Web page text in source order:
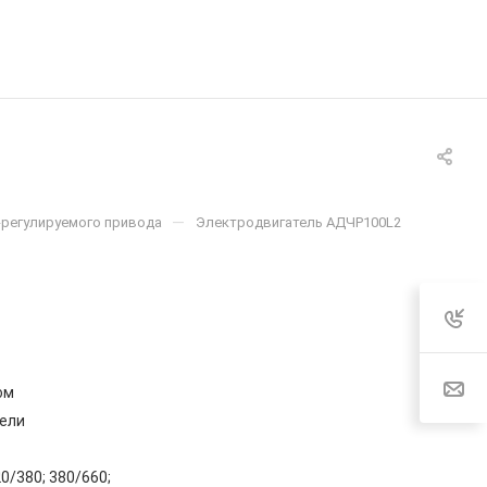
привода — Электродвигатель АДЧР100L2
380; 380/660;